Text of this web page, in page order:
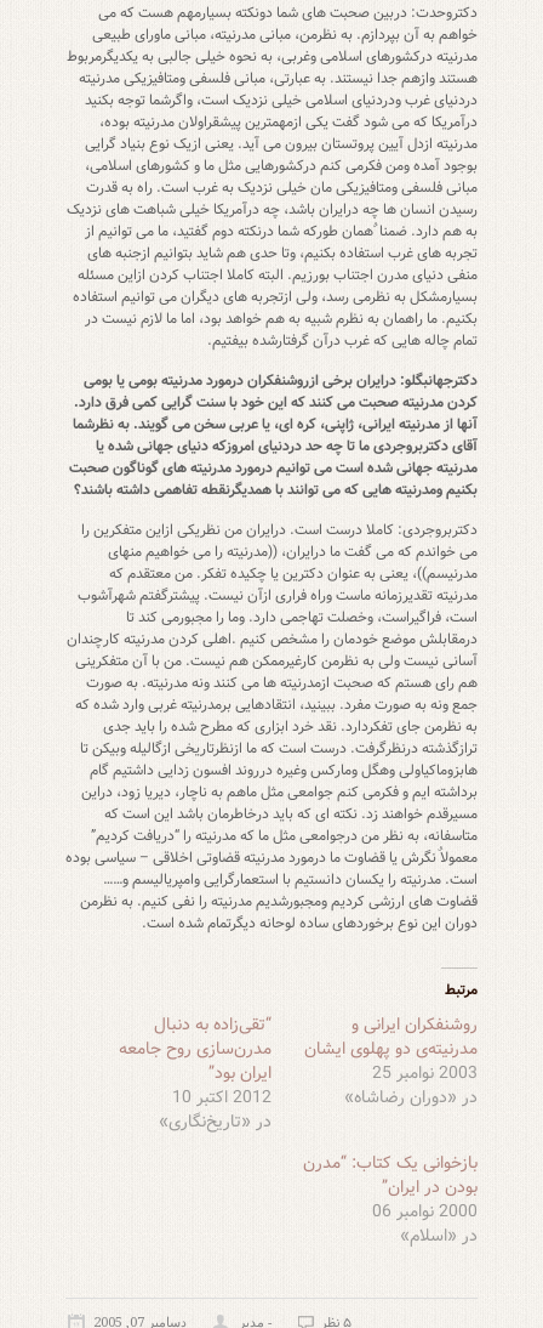
دکتروحدت: دربین صحبت های شما دونکته بسیارمهم هست که می
خواهم به آن بپردازم. به نظرمن، مبانی مدرنیته، مبانی ماورای طبیعی
مدرنیته درکشورهای اسلامی وغربی، به نحوه خیلی جالبی به یکدیگرمربوط
هستند وازهم جدا نیستند. به عبارتی، مبانی فلسفی ومتافیزیکی مدرنیته
دردنیای غرب ودردنیای اسلامی خیلی نزدیک است، واگرشما توجه بکنید
درآمریکا که می شود گفت یکی ازمهمترین پیشقراولان مدرنیته بوده،
مدرنیته ازدل آیین پروتستان بیرون می آید. یعنی ازیک نوع بنیاد گرایی
بوجود آمده ومن فکرمی کنم درکشورهایی مثل ما و کشورهای اسلامی،
مبانی فلسفی ومتافیزیکی مان خیلی نزدیک به غرب است. راه به قدرت
رسیدن انسان ها چه درایران باشد، چه درآمریکا خیلی شباهت های نزدیک
به هم دارد. ضمنا ٌهمان طورکه شما درنکته دوم گفتید، ما می توانیم از
تجربه های غرب استفاده بکنیم، وتا حدی هم شاید بتوانیم ازجنبه های
منفی دنیای مدرن اجتناب بورزیم. البته کاملا اجتناب کردن ازاین مسئله
بسیارمشکل به نظرمی رسد، ولی ازتجربه های دیگران می توانیم استفاده
بکنیم. ما راهمان به نظرم شبیه به هم خواهد بود، اما ما لازم نیست در
تمام چاله هایی که غرب درآن گرفتارشده بیفتیم.
دکترجهانبگلو: درایران برخی ازروشنفکران درمورد مدرنیته بومی یا بومی
کردن مدرنیته صحبت می کنند که این خود با سنت گرایی کمی فرق دارد.
آنها از مدرنیته ایرانی، ژاپنی، کره ای، یا عربی سخن می گویند. به نظرشما
آقای دکتربروجردی ما تا چه حد دردنیای امروزکه دنیای جهانی شده یا
مدرنیته جهانی شده است می توانیم درمورد مدرنیته های گوناگون صحبت
بکنیم ومدرنیته هایی که می توانند با همدیگرنقطه تفاهمی داشته باشند؟
دکتربروجردی: کاملا درست است. درایران من نظریکی ازاین متفکرین را
می خواندم که می گفت ما درایران، ((مدرنیته را می خواهیم منهای
مدرنیسم))، یعنی به عنوان دکترین یا چکیده تفکر. من معتقدم که
مدرنیته تقدیرزمانه ماست وراه فراری ازآن نیست. پیشترگفتم شهرآشوب
است، فراگیراست، وخصلت تهاجمی دارد. وما را مجبورمی کند تا
درمقابلش موضع خودمان را مشخص کنیم .اهلی کردن مدرنیته کارچندان
آسانی نیست ولی به نظرمن کارغیرممکن هم نیست. من با آن متفکرینی
هم رای هستم که صحبت ازمدرنیته ها می کنند ونه مدرنیته. به صورت
جمع ونه به صورت مفرد. ببینید، انتقادهایی برمدرنیته غربی وارد شده که
به نظرمن جای تفکردارد. نقد خرد ابزاری که مطرح شده را باید جدی
ترازگذشته درنظرگرفت. درست است که ما ازنظرتاریخی ازگالیله وبیکن تا
هابزوماکیاولی وهگل ومارکس وغیره درروند افسون زدایی داشتیم گام
برداشته ایم و فکرمی کنم جوامعی مثل ماهم به ناچار، دیریا زود، دراین
مسیرقدم خواهند زد. نکته ای که باید درخاطرمان باشد این است که
متاسفانه، به نظر من درجوامعی مثل ما که مدرنیته را “دریافت کردیم”
معمولاٌ نگرش یا قضاوت ما درمورد مدرنیته قضاوتی اخلاقی – سیاسی بوده
است. مدرنیته را یکسان دانستیم با استعمارگرایی وامپریالیسم و……
قضاوت های ارزشی کردیم ومجبورشدیم مدرنیته را نفی کنیم. به نظرمن
دوران این نوع برخوردهای ساده لوحانه دیگرتمام شده است.
مرتبط
روشنفکران ایرانی و
مدرنیته‌ی دو پهلوی ایشان
2003 نوامبر 25
در «دوران رضاشاه»
“تقی‌زاده به دنبال
مدرن‌سازی روح جامعه
ایران بود”
2012 اکتبر 10
در «تاریخ‌نگاری»
بازخوانی یک کتاب: “مدرن
بودن در ایران”
2000 نوامبر 06
در «اسلام»
دسامبر 07, 2005 - مدیر ۵ نظر